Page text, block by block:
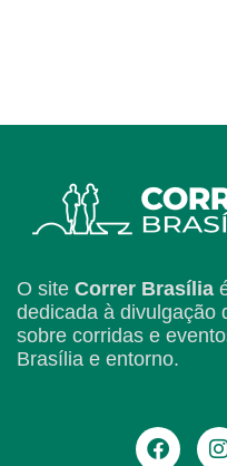
O site Correr Brasília
dedicada à divulgação
sobre corridas e
Brasília e entorno.